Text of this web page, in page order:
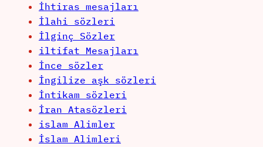
İhtiras mesajları
İlahi sözleri
İlginç Sözler
iltifat Mesajları
İnce sözler
İngilize aşk sözleri
İntikam sözleri
İran Atasözleri
islam Alimler
İslam Alimleri